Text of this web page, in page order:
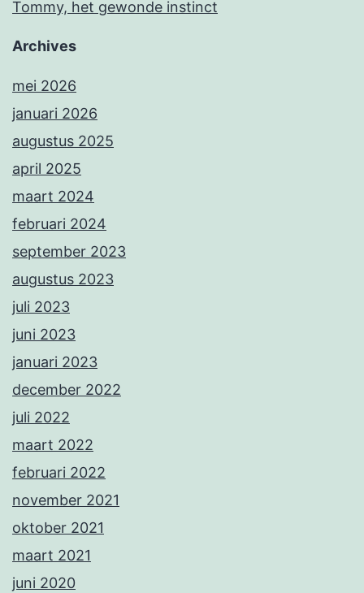
Tommy, het gewonde instinct
Archives
mei 2026
januari 2026
augustus 2025
april 2025
maart 2024
februari 2024
september 2023
augustus 2023
juli 2023
juni 2023
januari 2023
december 2022
juli 2022
maart 2022
februari 2022
november 2021
oktober 2021
maart 2021
juni 2020